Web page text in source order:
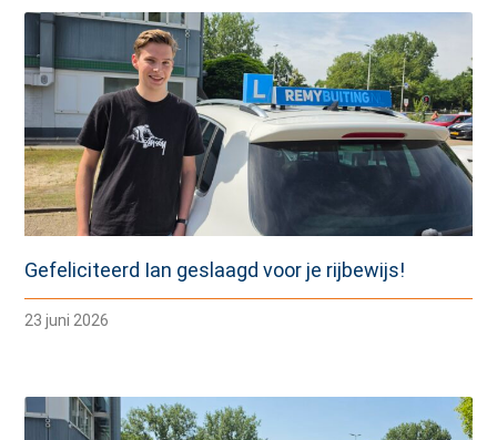
Gefeliciteerd Ian geslaagd voor je rijbewijs!
23 juni 2026